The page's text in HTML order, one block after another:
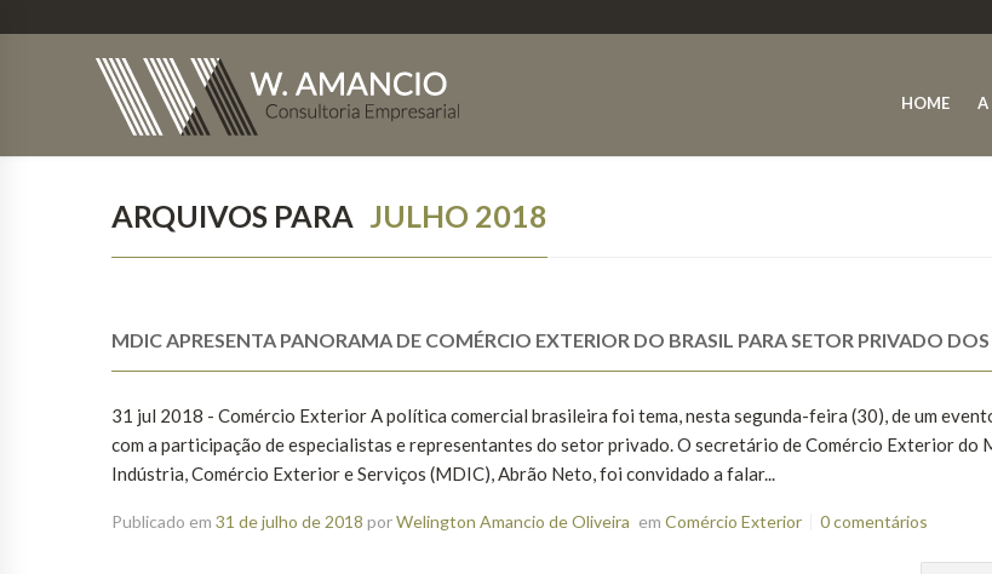
HOME A
ARQUIVOS PARA JULHO 2018
MDIC APRESENTA PANORAMA DE COMÉRCIO EXTERIOR DO BRASIL PARA SETOR PRIVADO
31 jul 2018 - Comércio Exterior A política comercial brasileira foi tema, nesta segunda-feira (30), de um
com a participação de especialistas e representantes do setor privado. O secretário de Comércio Exterior do
Indústria, Comércio Exterior e Serviços (MDIC), Abrão Neto, foi convidado a falar...
Publicado em 31 de julho de 2018 porWelington Amancio de Oliveira em Comércio Exterior 0 comentários